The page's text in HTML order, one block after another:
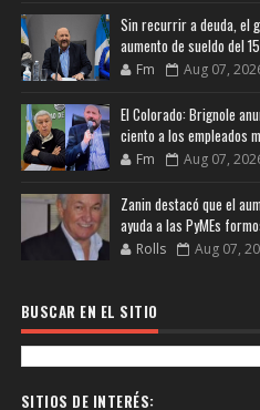
Sin recurrir a deuda, el
aumento de sueldo del
Fm Aug 07,
El Colorado: Brignole
ciento a los empleados
Fm Aug 07,
Zanin destacó que el
ayuda a las PyMEs
Rolls Aug 07,
BUSCAR EN EL SITIO
SITIOS DE INTERÉS: